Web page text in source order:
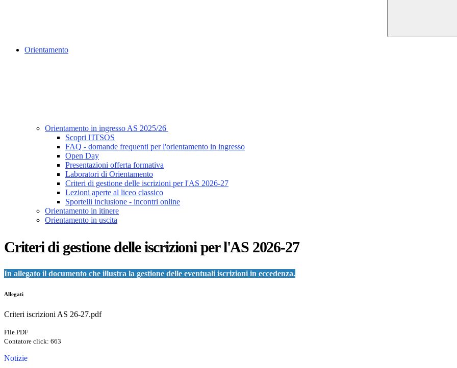
Orientamento
Orientamento in ingresso AS 2025/26
Scopri l'ITSOS
FAQ - domande frequenti per l'orientamento in ingresso
Open Day
Presentazioni offerta formativa
Laboratori di Orientamento
Criteri di gestione delle iscrizioni per l'AS 2026-27
Lezioni aperte al liceo classico
Sportelli inclusione - incontri online
Orientamento in itinere
Orientamento in uscita
Criteri di gestione delle iscrizioni per l'AS 2026-27
In allegato il documento che illustra la gestione delle eventuali iscrizioni in eccedenza.
Allegati
Criteri iscrizioni AS 26-27.pdf
File PDF
Contatore click: 663
Notizie